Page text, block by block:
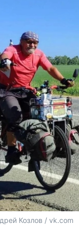
Козлов / vk.com